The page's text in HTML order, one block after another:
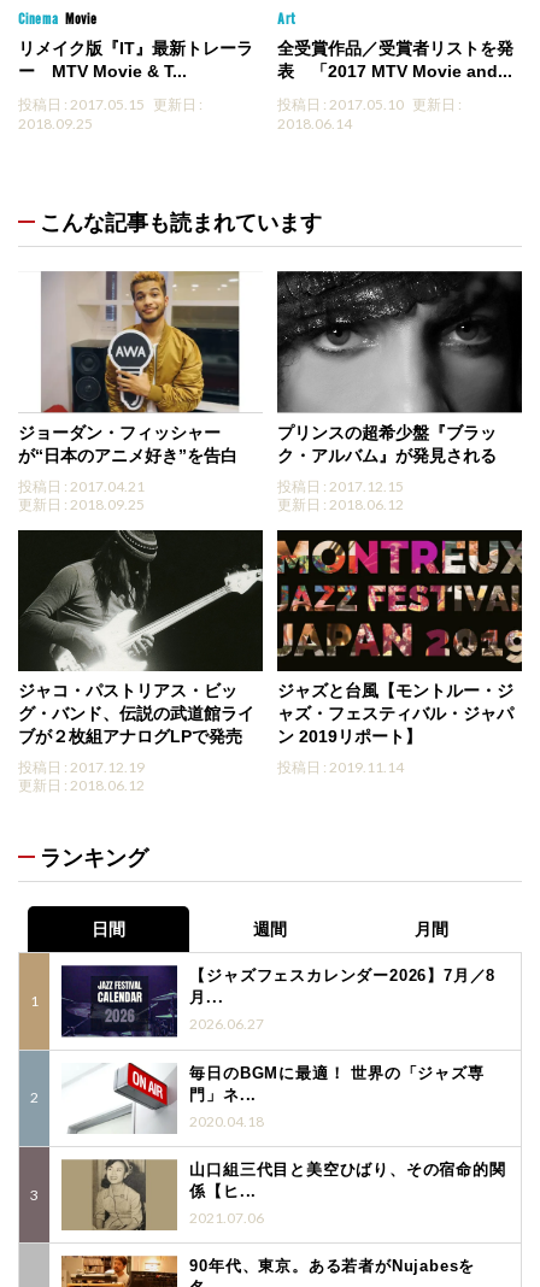
Cinema Movie
リメイク版『IT』最新トレーラ
ー MTV Movie & T...
投稿日 : 2017.05.15 更新日 :
2018.09.25
Art
全受賞作品／受賞者リストを発
表 「2017 MTV Movie and...
投稿日 : 2017.05.10 更新日 :
2018.06.14
こんな記事も読まれています
ジョーダン・フィッシャー
が“日本のアニメ好き”を告白
投稿日 : 2017.04.21
更新日 : 2018.09.25
プリンスの超希少盤『ブラッ
ク・アルバム』が発見される
投稿日 : 2017.12.15
更新日 : 2018.06.12
ジャコ・パストリアス・ビッ
グ・バンド、伝説の武道館ライ
ブが２枚組アナログLPで発売
投稿日 : 2017.12.19
更新日 : 2018.06.12
ジャズと台風【モントルー・ジ
ャズ・フェスティバル・ジャパ
ン 2019リポート】
投稿日 : 2019.11.14
ランキング
日間 週間 月間
【ジャズフェスカレンダー2026】7月／8
月...
2026.06.27
毎日のBGMに最適！ 世界の「ジャズ専
門」ネ...
2020.04.18
山口組三代目と美空ひばり、その宿命的関
係【ヒ...
2021.07.06
90年代、東京。ある若者がNujabesを